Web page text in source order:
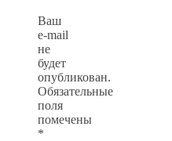
Ваш
e-mail
не
будет
опубликован.
Обязательные
поля
помечены
*